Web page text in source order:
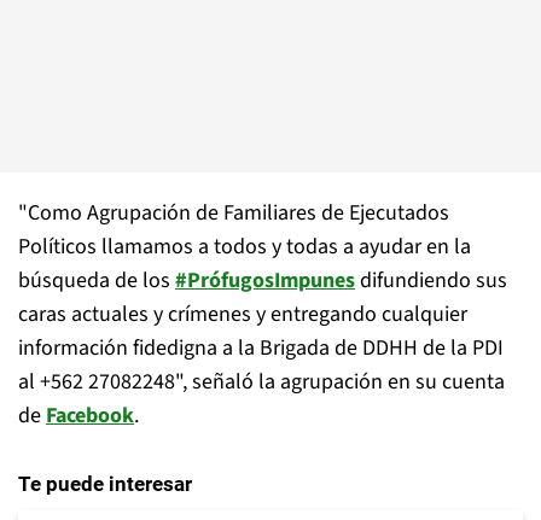
"Como Agrupación de Familiares de Ejecutados
Políticos llamamos a todos y todas a ayudar en la
búsqueda de los #PrófugosImpunesdifundiendo sus
caras actuales y crímenes y entregando cualquier
información fidedigna a la Brigada de DDHH de la PDI
al +562 27082248", señaló la agrupación en su cuenta
deFacebook.
Te puede interesar